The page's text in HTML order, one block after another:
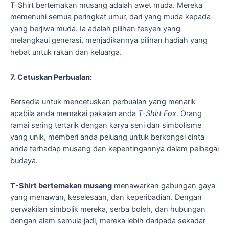
T-Shirt bertemakan musang adalah awet muda. Mereka
memenuhi semua peringkat umur, dari yang muda kepada
yang berjiwa muda. Ia adalah pilihan fesyen yang
melangkaui generasi, menjadikannya pilihan hadiah yang
hebat untuk rakan dan keluarga.
7. Cetuskan Perbualan:
Bersedia untuk mencetuskan perbualan yang menarik
apabila anda memakai pakaian anda T-Shirt Fox. Orang
ramai sering tertarik dengan karya seni dan simbolisme
yang unik, memberi anda peluang untuk berkongsi cinta
anda terhadap musang dan kepentingannya dalam pelbagai
budaya.
T-Shirt bertemakan musang menawarkan gabungan gaya
yang menawan, keselesaan, dan keperibadian. Dengan
perwakilan simbolik mereka, serba boleh, dan hubungan
dengan alam semula jadi, mereka lebih daripada sekadar